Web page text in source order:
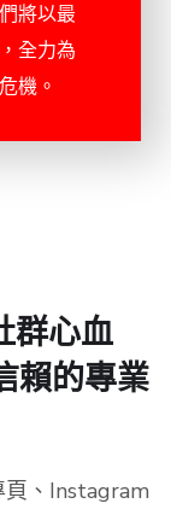
將以最
全力為
機。
群心血
賴的專業
頁、Instagram